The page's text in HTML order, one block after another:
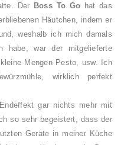
Der Boss To Go hat das
Häutchen, indem er
weshalb ich mich damals
habe, war der mitgelieferte
Mengen Pesto, usw. Ich
wirklich perfekt
gar nichts mehr mit
so sehr begeistert, dass der
Geräte in meiner Küche